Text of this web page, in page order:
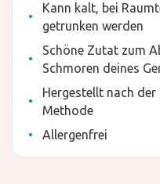
Kann kalt, bei
getrunken werden
Schöne Zutat zum
Schmoren deines
Hergestellt nach
Methode
Allergenfrei